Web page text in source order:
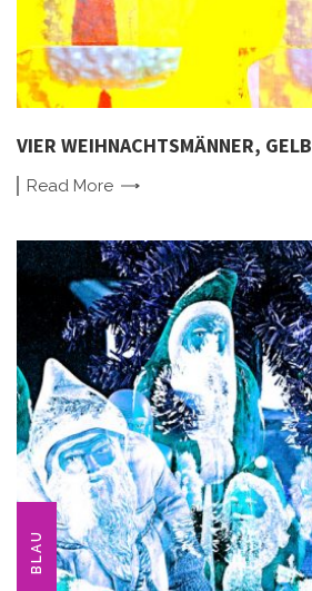
VIER WEIHNACHTSMÄNNER, GELB
Read More
BLAU